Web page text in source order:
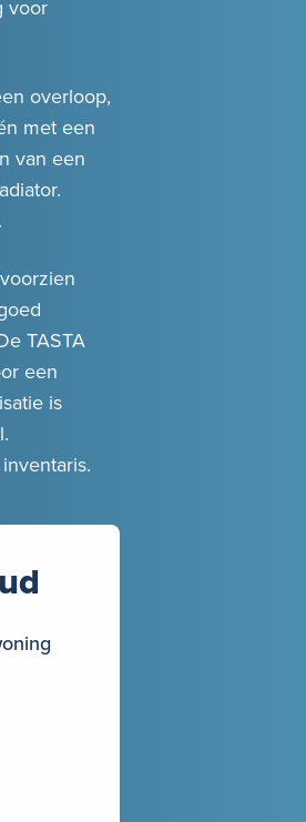
voor
overloop,
met een
van een
TASTA
een
is